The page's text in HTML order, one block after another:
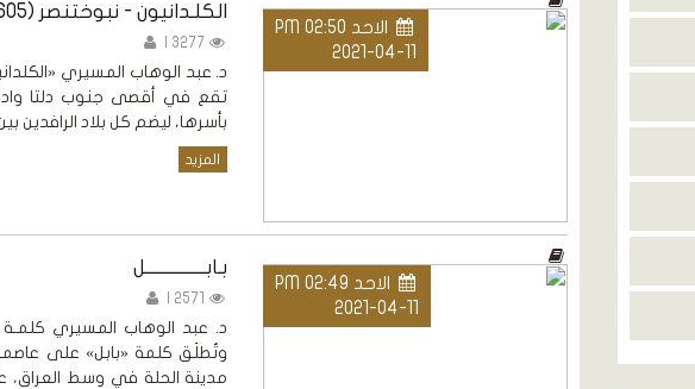
الاحد PM 02:50
2021-04-11
الكلـدانيون - نبوختنصر (605-562 ق.م)
د. عبد الوهاب المسيري
تقع في أقصى جنوب دلتا وادي
بأسرها، ليضم كل بلاد الرافدين
المزيد
الاحد PM 02:49
2021-04-11
بـابـــــــــــــــــل
د. عبد الوهاب المسيري كلمـة
وتُطلَق كلمة «بابل» على
مدينة الحلة في وسط